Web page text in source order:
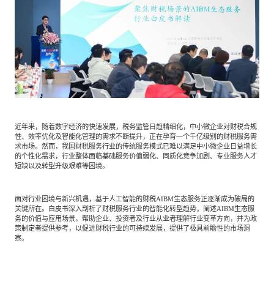
大数据与人工智能
物流与供应链 建筑科技与装饰装潢
特种新材料 文化娱乐
企业级服务 跨境电商贸易
教育与培训 航运及港口
战略合作伙伴
专家委员会
沙利文中国分支机构
近年来，随着数字经济的快速发展，税务监管日趋精细化，中小微企业对财税合规
性、效率优化及智能化管理的需求不断提升，正在孕育一个千亿级别的财税服务需
求市场。然而，我国财税服务行业的传统服务模式已难以满足中小微企业日益增长
的个性化需求，行业整体面临基础服务价值弱化、同质化竞争加剧、专业服务人才
短缺以及转型升级艰难等困境。
面对行业困境与新兴机遇，基于人工智能的财税AIBM生态服务正逐渐成为破局的
关键所在。白皮书深入剖析了财税服务行业的智能化转型趋势，阐述AIBM生态服
务的价值与应用场景，帮助企业、投资者及行业从业者理解行业变革方向，并为政
策制定者提供参考，以促进财税行业的可持续发展，提供了极具前瞻性的市场洞
察。